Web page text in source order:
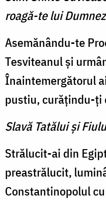
roagă-te lui
Asemănându-te
Tesviteanul şi
Înaintemergătorul
pustiu, curăţindu-ţi
Slavă Tatălui şi
Strălucit-ai din
preastrălucit,
Constantinopolul